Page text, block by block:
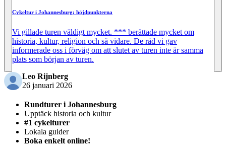
Cykeltur i Johannesburg: höjdpunkterna
Vi gillade turen väldigt mycket. *** berättade mycket om
historia, kultur, religion och så vidare. De råd vi gav
informerade oss i förväg om att slutet av turen inte är samma
plats som början av turen.
Leo Rijnberg
26 januari 2026
Rundturer i Johannesburg
Upptäck historia och kultur
#1 cykelturer
Lokala guider
Boka enkelt online!